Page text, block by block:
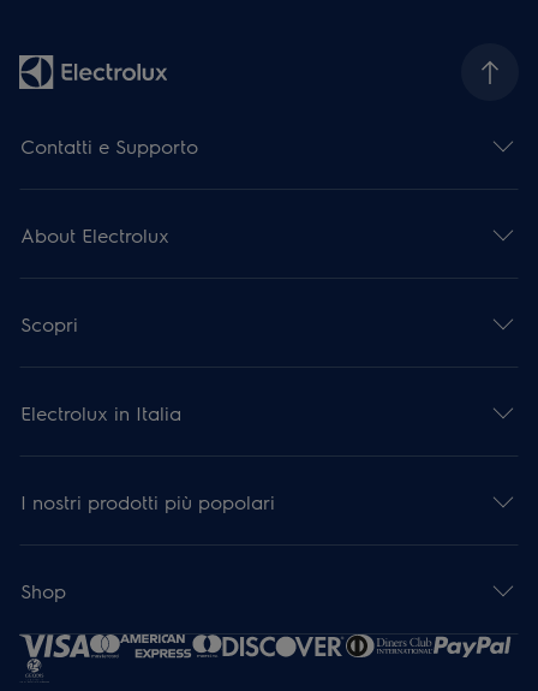
Contatti e Supporto
About Electrolux
Scopri
Electrolux in Italia
I nostri prodotti più popolari
Shop